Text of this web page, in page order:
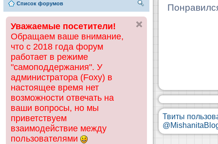
Список форумов
ск
Уважаемые посетители!
Обращаем ваше внимание,
что с 2018 года форум
работает в режиме
"самоподдержания". У
администратора (Foxy) в
настоящее время нет
возможности отвечать на
ваши вопросы, но мы
приветствуем
взаимодействие между
пользователями
Твиты